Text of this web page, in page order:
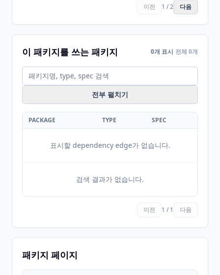
이전 1 / 2 다음
이 패키지를 쓰는 패키지 0개 표시 전체 0개
전부 펼치기
PACKAGE TYPE SPEC
표시할 dependency edge가 없습니다.
검색 결과가 없습니다.
이전 1 / 1 다음
패키지 페이지